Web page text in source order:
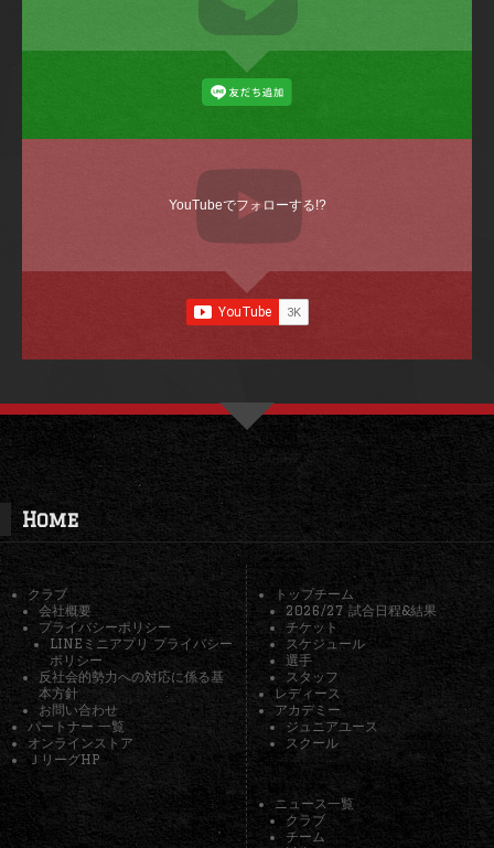
YouTubeでフォローする!?
Home
クラブ
会社概要
プライバシーポリシー
LINEミニアプリ プライバシー
ポリシー
反社会的勢力への対応に係る基
本方針
お問い合わせ
パートナー 一覧
オンラインストア
ＪリーグHP
トップチーム
2026/27 試合日程&結果
チケット
スケジュール
選手
スタッフ
レディース
アカデミー
ジュニアユース
スクール
ニュース一覧
クラブ
チーム